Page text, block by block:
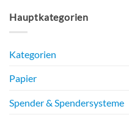
Hauptkategorien
Kategorien
Papier
Spender & Spendersysteme